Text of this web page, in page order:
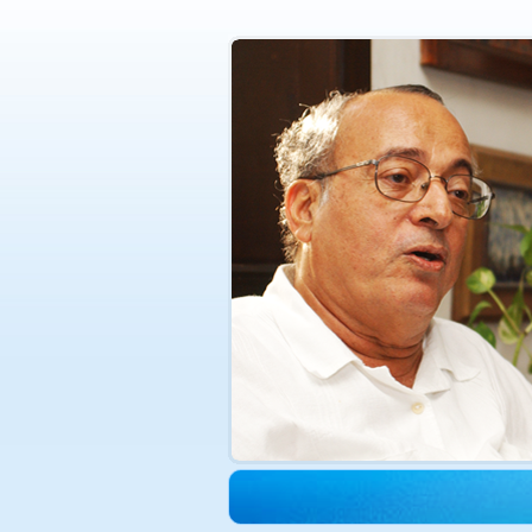
الدكتورة هدى حجازي في ذمة الله